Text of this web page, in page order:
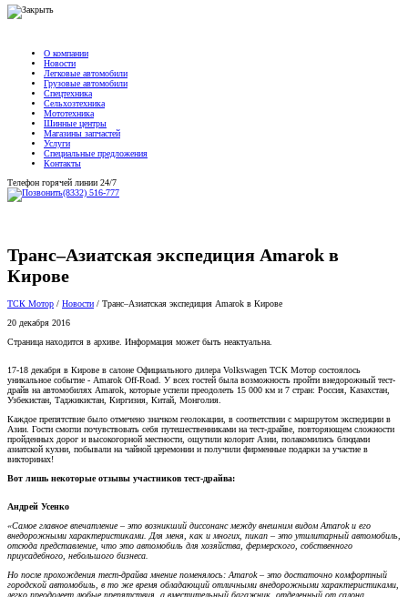
Новости
Легковые автомобили
Грузовые автомобили
Спецтехника
Сельхозтехника
Мототехника
Шинные центры
Магазины запчастей
Услуги
Специальные предложения
Контакты
Телефон горячей линии 24/7
(8332) 516-777
Кирове
ТСК Мотор
20 декабря 2016
Страница находится в архиве. Информация может быть неактуальна.
уникальное событие - Amarok Off-Road. У всех гостей была возможность пройти внедорожный тест-
драйв на автомобилях Amarok, которые успели преодолеть 15 000 км и 7 стран: Россия, Казахстан,
Узбекистан, Таджикистан, Киргизия, Китай, Монголия.
Каждое препятствие было отмечено значком геолокации, в соответствии с маршрутом экспедиции в
Азии. Гости смогли почувствовать себя путешественниками на тест-драйве, повторяющем сложности
пройденных дорог и высокогорной местности, ощутили колорит Азии, полакомились блюдами
азиатской кухни, побывали на чайной церемонии и получили фирменные подарки за участие в
викторинах!
Вот лишь некоторые отзывы участников тест-драйва:
«Самое главное впечатление – это возникший диссонанс между внешним видом Amarok и его
внедорожными характеристиками. Для меня, как и многих, пикап – это утилитарный автомобиль,
отсюда представление, что это автомобиль для хозяйства, фермерского, собственного
приусадебного, небольшого бизнеса.
Но после прохождения тест-драйва мнение поменялось: Amarok – это достаточно комфортный
городской автомобиль, в то же время обладающий отличными внедорожными характеристиками,
легко преодолеет любые препятствия, а вместительный багажник, отделенный от салона,
позволит перевести любые грузы».